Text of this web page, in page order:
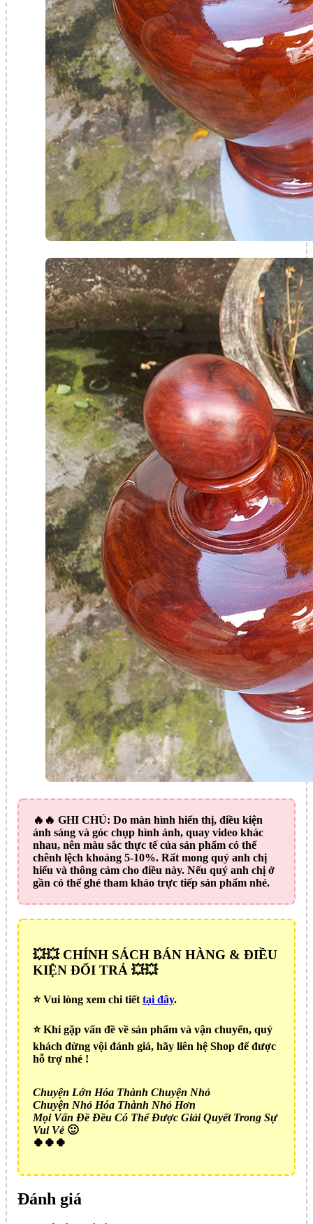
🔥🔥 GHI CHÚ: Do màn hình hiển thị, điều kiện
ánh sáng và góc chụp hình ảnh, quay video khác
nhau, nên màu sắc thực tế của sản phẩm có thể
chênh lệch khoảng 5-10%. Rất mong quý anh chị
hiểu và thông cảm cho điều này. Nếu quý anh chị ở
gần có thể ghé tham khảo trực tiếp sản phẩm nhé.
💥💥 CHÍNH SÁCH BÁN HÀNG & ĐIỀU
KIỆN ĐỔI TRẢ 💥💥
⭐️ Vui lòng xem chi tiết tại đây.
⭐️ Khi gặp vấn đề về sản phẩm và vận chuyển, quý
khách đừng vội đánh giá, hãy liên hệ Shop để được
hỗ trợ nhé !
Chuyện Lớn Hóa Thành Chuyện Nhỏ
Chuyện Nhỏ Hóa Thành Nhỏ Hơn
Mọi Vấn Đề Đều Có Thể Được Giải Quyết Trong Sự
Vui Vẻ 🙂
🍀🍀🍀
Đánh giá